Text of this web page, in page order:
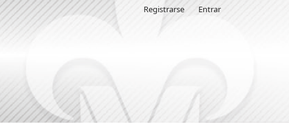
Registrarse Entrar